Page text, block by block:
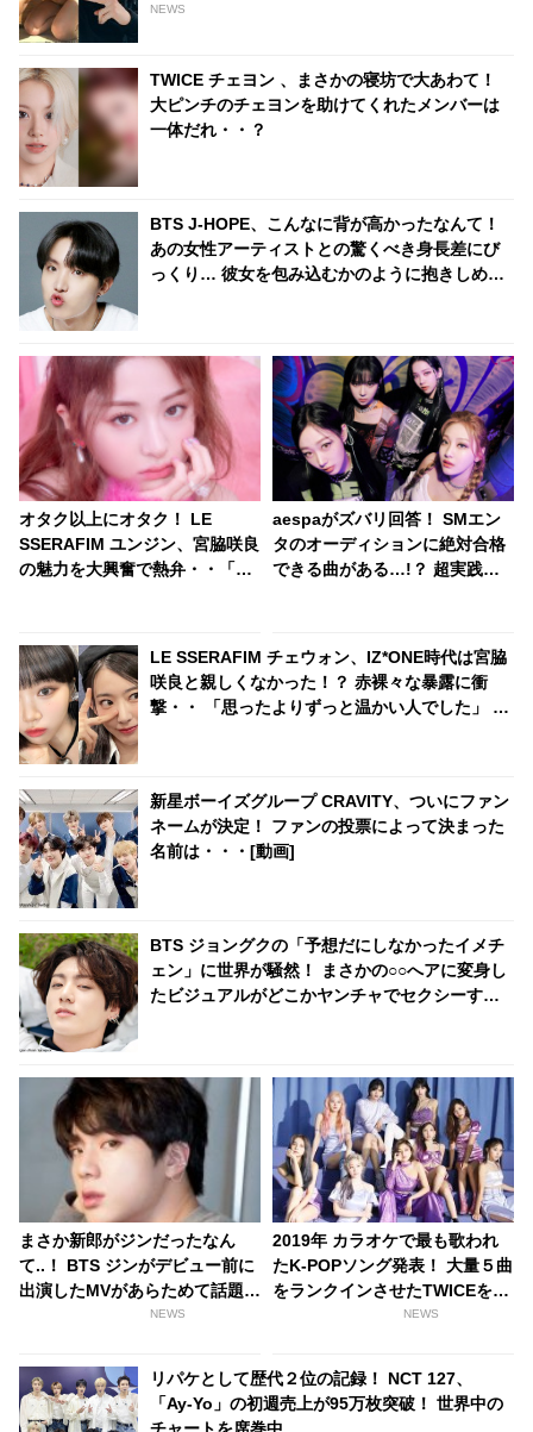
そして彼の絶望から生まれた歌」
NEWS
TWICE チェヨン 、まさかの寝坊で大あわて！
大ピンチのチェヨンを助けてくれたメンバーは
一体だれ・・？
BTS J-HOPE、こんなに背が高かったなんて！
あの女性アーティストとの驚くべき身長差にび
っくり… 彼女を包み込むかのように抱きしめる
オタク以上にオタク！ LE
SSERAFIM ユンジン、宮脇咲良
の魅力を大興奮で熱弁・・「な
すぎる
aespaがズバリ回答！ SMエン
タのオーディションに絶対合格
できる曲がある…!？ 超実践的
LE SSERAFIM チェウォン、IZ*ONE時代は宮脇
咲良と親しくなかった！？ 赤裸々な暴露に衝
撃・・ 「思ったよりずっと温かい人でした」 再
新星ボーイズグループ CRAVITY、ついにファン
ネームが決定！ ファンの投票によって決まった
名前は・・・[動画]
BTS ジョングクの「予想だにしなかったイメチ
ェン」に世界が騒然！ まさかの○○へアに変身し
たビジュアルがどこかヤンチャでセクシーすぎ
まさか新郎がジンだったなん
て..！ BTS ジンがデビュー前に
出演したMVがあらためて話題
に！ 遠目でもわかるワールドワ
すぎる映像に感激
NEWS
2019年 カラオケで最も歌われ
たK-POPソング発表！ 大量５曲
をランクインさせたTWICEを抑
えて見事１位に輝いたのはあの
NEWS
リパケとして歴代２位の記録！ NCT 127、
「Ay-Yo」の初週売上が95万枚突破！ 世界中の